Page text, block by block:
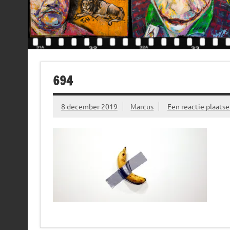
694
8 december 2019 Marcus Een reactie